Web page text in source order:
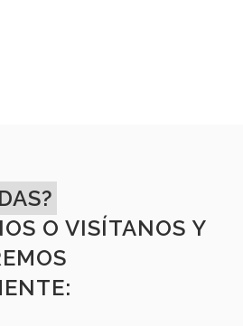
O VISÍTANOS Y